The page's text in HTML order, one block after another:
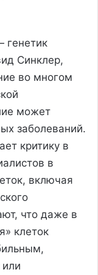
генетик
Синклер,
во многом
может
заболеваний.
критику в
в
включая
что даже в
клеток